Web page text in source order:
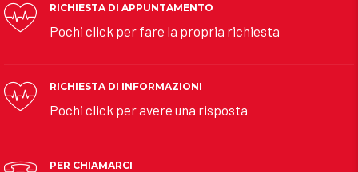
RICHIESTA DI APPUNTAMENTO
Pochi click per fare la propria richiesta
RICHIESTA DI INFORMAZIONI
Pochi click per avere una risposta
PER CHIAMARCI